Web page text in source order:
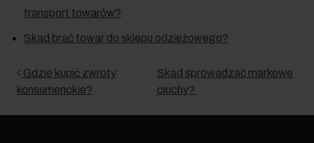
transport towarów?
Skąd brać towar do sklepu odzieżowego?
Nawigacja wpisu
Gdzie kupić zwroty
konsumenckie?
Skąd sprowadzać markowe
ciuchy?